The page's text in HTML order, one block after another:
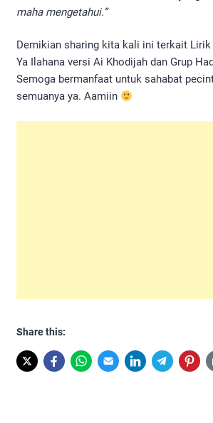
maha mengetahui.”
Demikian sharing kita kali ini terkait
Ya Ilahana versi Ai Khodijah dan Grup
Semoga bermanfaat untuk sahabat
semuanya ya. Aamiin
Share this: